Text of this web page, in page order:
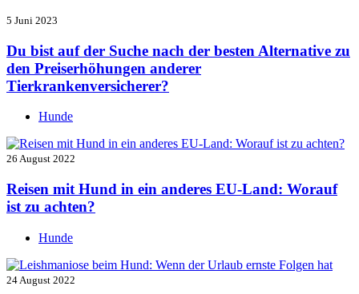
5 Juni 2023
Du bist auf der Suche nach der besten Alternative zu
den Preiserhöhungen anderer
Tierkrankenversicherer?
Hunde
26 August 2022
Reisen mit Hund in ein anderes EU-Land: Worauf
ist zu achten?
Hunde
24 August 2022